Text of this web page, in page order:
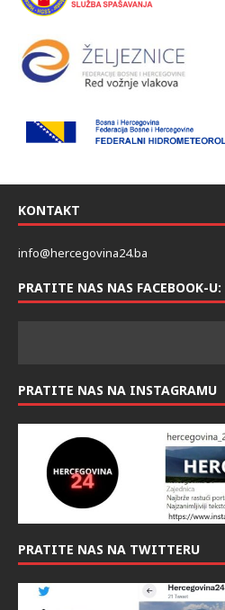
KONTAKT
info@hercegovina24.ba
PRATITE NAS NAS FACEBOOK-U:
PRATITE NAS NA INSTAGRAMU
PRATITE NAS NA TWITTERU